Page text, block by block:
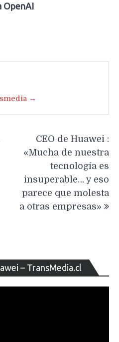
OpenAI
→
CEO de Huawei :
«Mucha de nuestra
tecnología es
insuperable… y eso
parece que molesta
a otras empresas»
– TransMedia.cl
de